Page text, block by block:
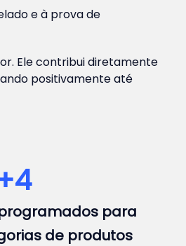
e à prova de
Ele contribui diretamente
positivamente até
4
para
de produtos